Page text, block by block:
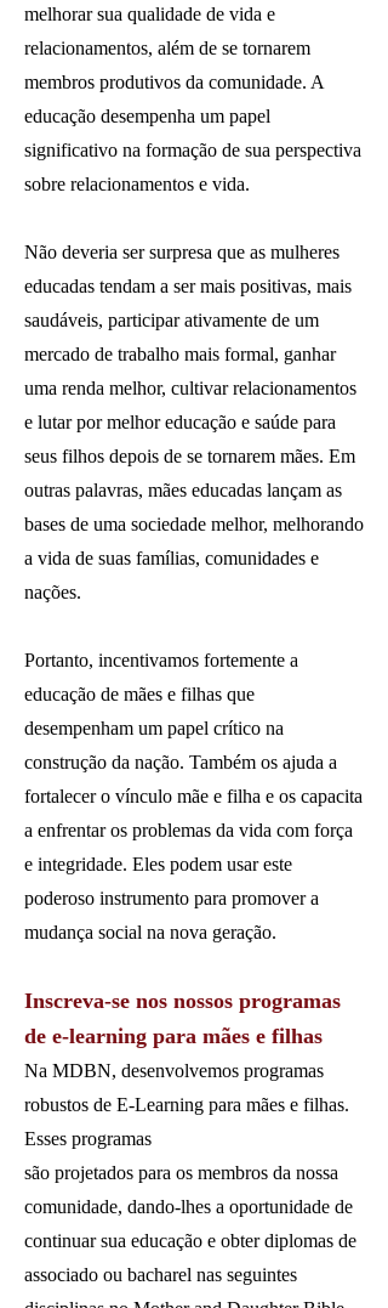
melhorar sua qualidade de vida e
relacionamentos, além de se tornarem
membros produtivos da comunidade. A
educação desempenha um papel
significativo na formação de sua perspectiva
sobre relacionamentos e vida.
Não deveria ser surpresa que as mulheres
educadas tendam a ser mais positivas, mais
saudáveis, participar ativamente de um
mercado de trabalho mais formal, ganhar
uma renda melhor, cultivar relacionamentos
e lutar por melhor educação e saúde para
seus filhos depois de se tornarem mães. Em
outras palavras, mães educadas lançam as
bases de uma sociedade melhor, melhorando
a vida de suas famílias, comunidades e
nações.
Portanto, incentivamos fortemente a
educação de mães e filhas que
desempenham um papel crítico na
construção da nação. Também os ajuda a
fortalecer o vínculo mãe e filha e os capacita
a enfrentar os problemas da vida com força
e integridade. Eles podem usar este
poderoso instrumento para promover a
mudança social na nova geração.
Inscreva-se nos nossos programas
de e-learning para mães e filhas
Na MDBN, desenvolvemos programas
robustos de E-Learning para mães e filhas.
Esses programas
são projetados para os membros da nossa
comunidade, dando-lhes a oportunidade de
continuar sua educação e obter diplomas de
associado ou bacharel nas seguintes